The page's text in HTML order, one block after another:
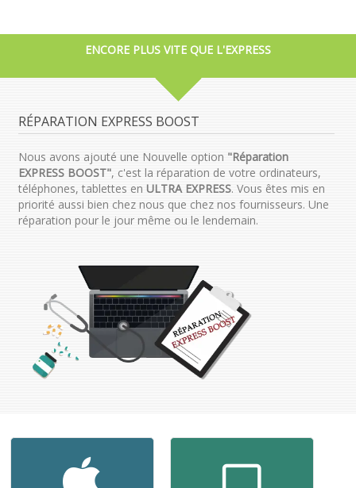
ENCORE PLUS VITE QUE L'EXPRESS
RÉPARATION EXPRESS BOOST
Nous avons ajouté une Nouvelle option "Réparation
EXPRESS BOOST", c'est la réparation de votre ordinateurs,
téléphones, tablettes en ULTRA EXPRESS. Vous êtes mis en
priorité aussi bien chez nous que chez nos fournisseurs. Une
réparation pour le jour même ou le lendemain.